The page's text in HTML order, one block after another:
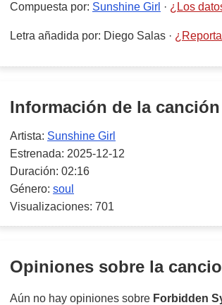
Compuesta por: Sunshine Girl · ¿Los
Letra añadida por: Diego Salas ·
Información de la canción
Artista: Sunshine Girl
Estrenada: 2025-12-12
Duración: 02:16
Género: soul
Visualizaciones: 701
Opiniones sobre la
Aún no hay opiniones sobre Forbidden